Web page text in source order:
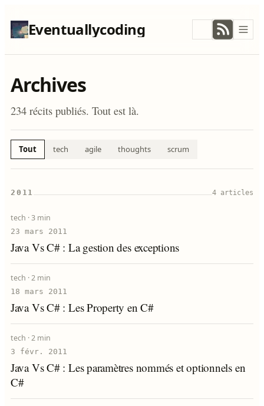
Eventuallycoding
Archives
234 récits publiés. Tout est là.
Tout tech agile thoughts scrum
2011 4 articles
23 mars 2011
Java Vs C# : La gestion des exceptions
tech ·3 min
18 mars 2011
Java Vs C# : Les Property en C#
tech ·2 min
3 févr. 2011
Java Vs C# : Les paramètres nommés et optionnels en
C#
tech ·2 min